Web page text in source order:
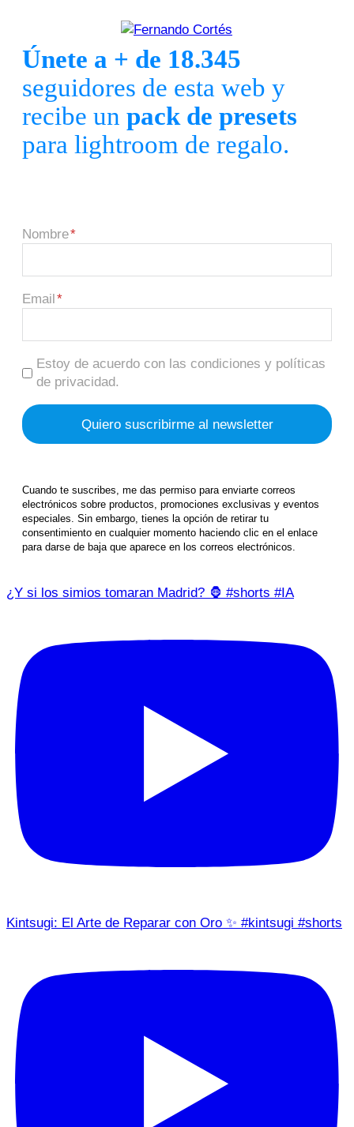
Únete a + de 18.345
seguidores de esta web y
recibe un pack de presets
para lightroom de regalo.
Nombre
Email
Estoy de acuerdo con las condiciones y políticas
de privacidad.
Cuando te suscribes, me das permiso para enviarte correos
electrónicos sobre productos, promociones exclusivas y eventos
especiales. Sin embargo, tienes la opción de retirar tu
consentimiento en cualquier momento haciendo clic en el enlace
para darse de baja que aparece en los correos electrónicos.
¿Y si los simios tomaran Madrid? 🦍 #shorts #IA
Kintsugi: El Arte de Reparar con Oro ✨ #kintsugi #shorts